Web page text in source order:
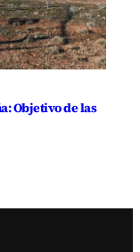
Objetivo de las